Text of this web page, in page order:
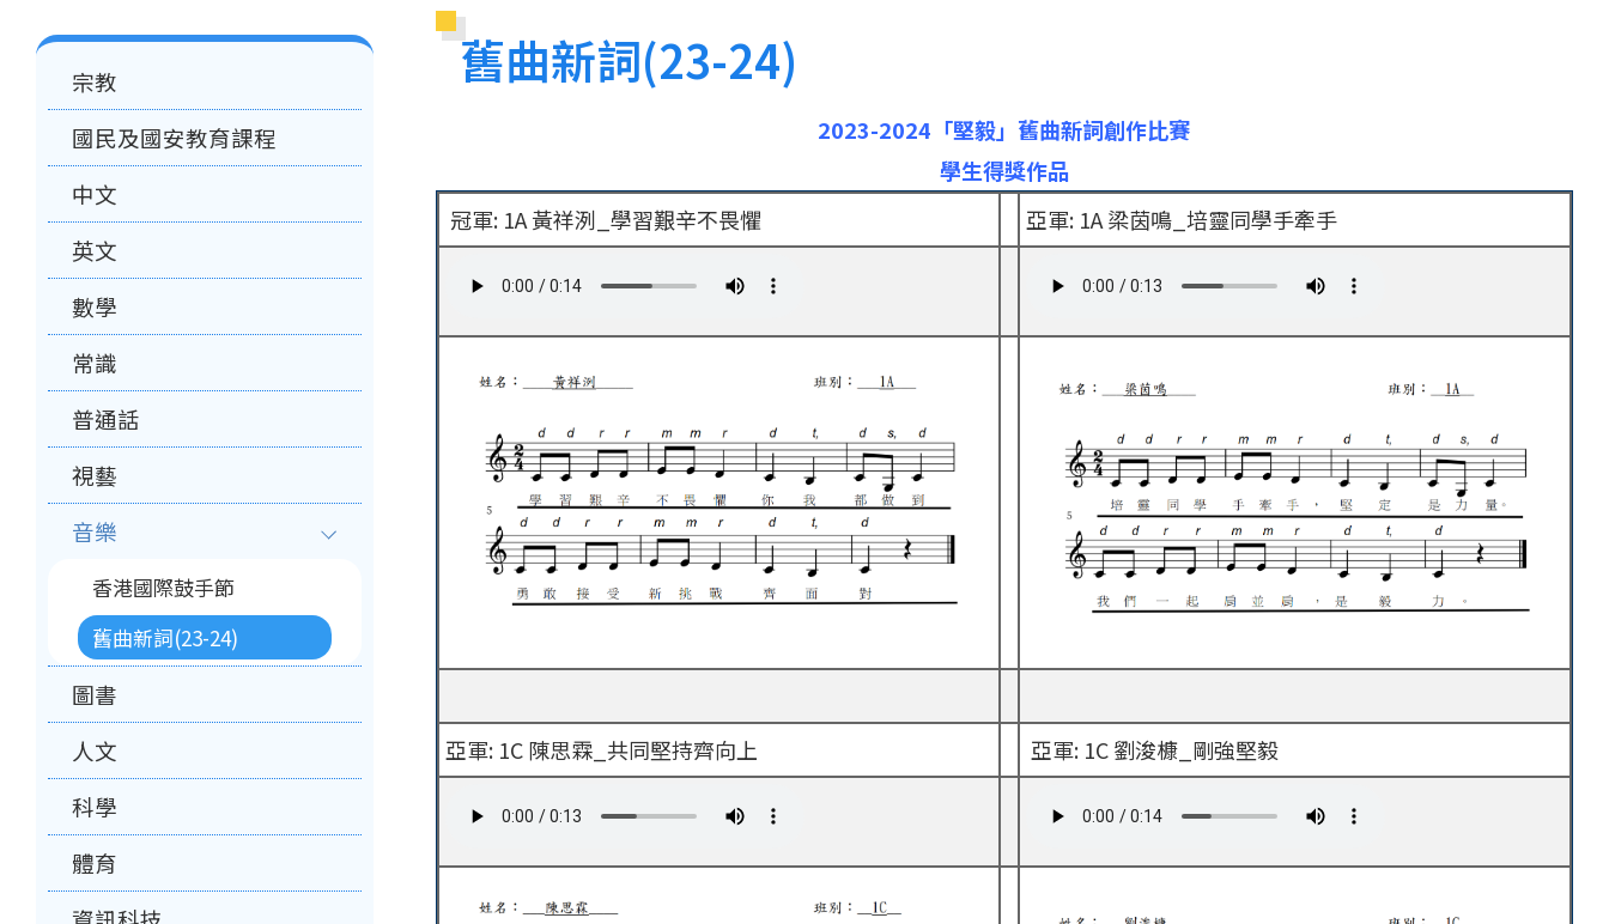
結 舊曲新詞(23-24)
2023-2024「堅毅」舊曲新詞創作比賽
學生得獎作品
冠軍: 1A 黃祥洌_學習艱辛不畏懼
亞軍: 1A 梁茵鳴_培靈同學手牽手
亞軍: 1C 陳思霖_共同堅持齊向上 亞軍: 1C 劉浚槺_剛強堅毅
Main
navigation
宗教
國民及國安教育課程
中文
英文
數學
常識
普通話
視藝
音樂
香港國際鼓手節
舊曲新詞(23-24)
圖書
人文
科學
體育